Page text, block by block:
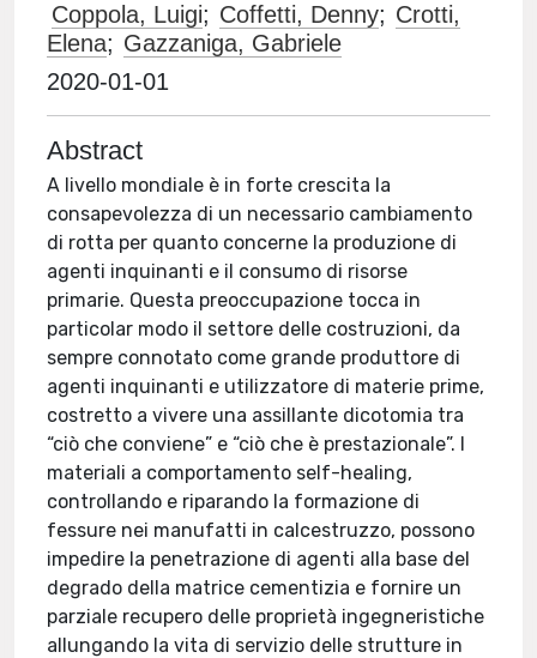
Coppola, Luigi; Coffetti, Denny; Crotti,
Elena; Gazzaniga, Gabriele
2020-01-01
Abstract
A livello mondiale è in forte crescita la
consapevolezza di un necessario cambiamento
di rotta per quanto concerne la produzione di
agenti inquinanti e il consumo di risorse
primarie. Questa preoccupazione tocca in
particolar modo il settore delle costruzioni, da
sempre connotato come grande produttore di
agenti inquinanti e utilizzatore di materie prime,
costretto a vivere una assillante dicotomia tra
“ciò che conviene” e “ciò che è prestazionale”. I
materiali a comportamento self-healing,
controllando e riparando la formazione di
fessure nei manufatti in calcestruzzo, possono
impedire la penetrazione di agenti alla base del
degrado della matrice cementizia e fornire un
parziale recupero delle proprietà ingegneristiche
allungando la vita di servizio delle strutture in